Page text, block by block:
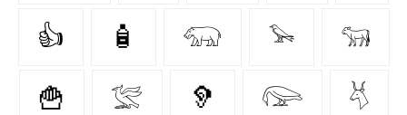
👍 🧴 𓃯 𓅩 𓃔
🍟 𓅛 🦻 𓅼 𓄃